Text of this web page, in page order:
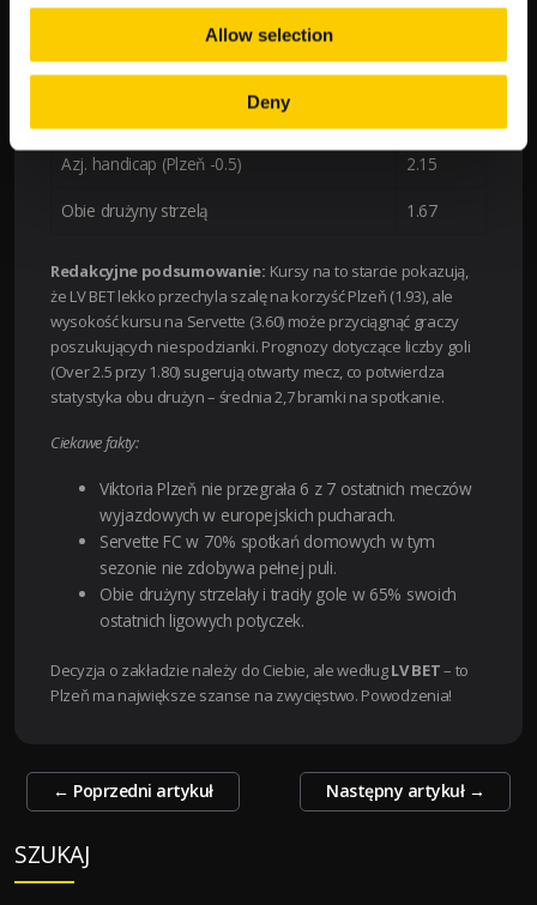
Allow selection
Deny
Servette FC – zwycięstwo
Pow. 2.5 bramki 1.80
Azj. handicap (Plzeň -0.5) 2.15
Obie drużyny strzelą 1.67
Redakcyjne podsumowanie: Kursy na to starcie pokazują,
że LV BET lekko przechyla szalę na korzyść Plzeň (1.93), ale
wysokość kursu na Servette (3.60) może przyciągnąć graczy
poszukujących niespodzianki. Prognozy dotyczące liczby goli
(Over 2.5 przy 1.80) sugerują otwarty mecz, co potwierdza
statystyka obu drużyn – średnia 2,7 bramki na spotkanie.
Ciekawe fakty:
Viktoria Plzeň nie przegrała 6 z 7 ostatnich meczów
wyjazdowych w europejskich pucharach.
Servette FC w 70% spotkań domowych w tym
sezonie nie zdobywa pełnej puli.
Obie drużyny strzelały i traciły gole w 65% swoich
ostatnich ligowych potyczek.
Decyzja o zakładzie należy do Ciebie, ale wedługLV BET– to
Plzeň ma największe szanse na zwycięstwo. Powodzenia!
Zobacz
← Poprzedni artykuł Następny artykuł →
SZUKAJ